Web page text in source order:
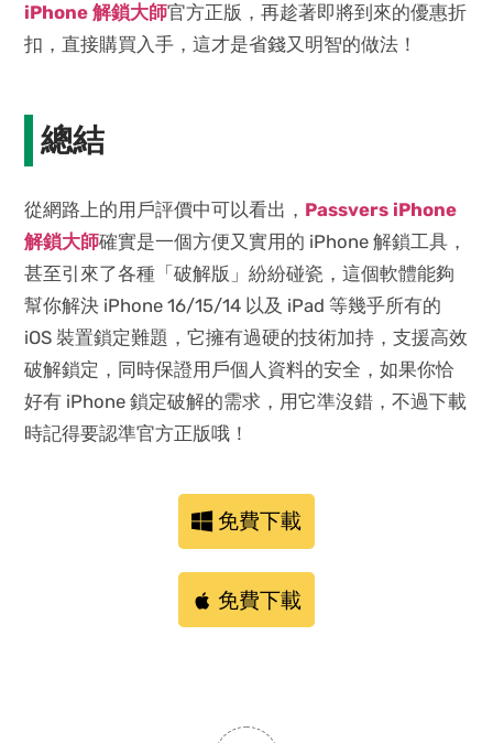
iPhone 解鎖大師官方正版，再趁著即將到來的優惠折
扣，直接購買入手，這才是省錢又明智的做法！
總結
從網路上的用戶評價中可以看出， Passvers iPhone
解鎖大師確實是一個方便又實用的 iPhone 解鎖工具，
甚至引來了各種「破解版」紛紛碰瓷，這個軟體能夠
幫你解決 iPhone 16/15/14 以及 iPad 等幾乎所有的
iOS 裝置鎖定難題，它擁有過硬的技術加持，支援高效
破解鎖定，同時保證用戶個人資料的安全，如果你恰
好有 iPhone 鎖定破解的需求，用它準沒錯，不過下載
時記得要認準官方正版哦！
免費下載
免費下載